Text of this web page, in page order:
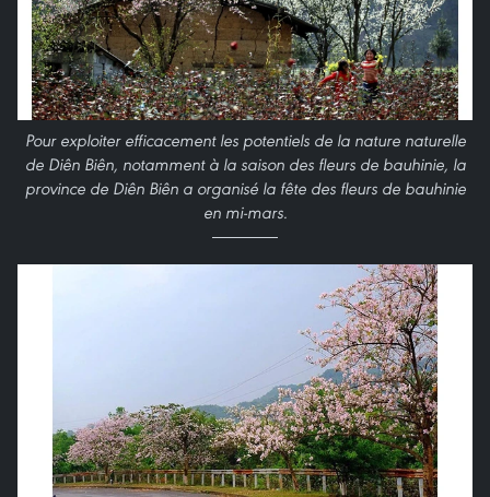
Pour exploiter efficacement les potentiels de la nature naturelle
de Diên Biên, notamment à la saison des fleurs de bauhinie, la
province de Diên Biên a organisé la fête des fleurs de bauhinie
en mi-mars.